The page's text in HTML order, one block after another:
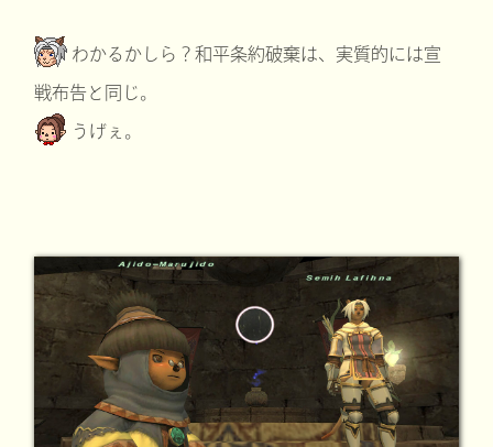
わかるかしら？和平条約破棄は、実質的には宣
戦布告と同じ。
うげぇ。